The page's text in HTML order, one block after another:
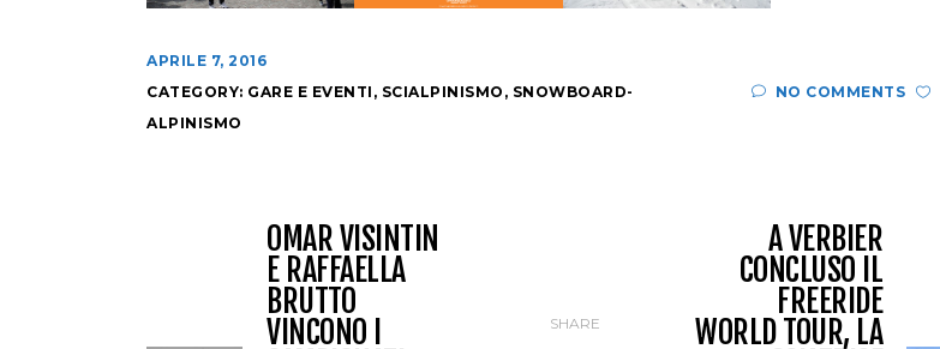
APRILE 7, 2016
CATEGORY: GARE E EVENTI , SCIALPINISMO , SNOWBOARD-
ALPINISMO
NO COMMENTS
OMAR VISINTIN
E RAFFAELLA
BRUTTO
VINCONO I
SHARE
A VERBIER
CONCLUSO IL
FREERIDE
WORLD TOUR, LA